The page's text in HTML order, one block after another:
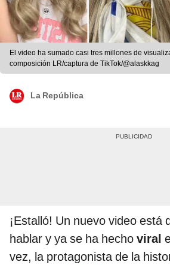
El video ha sumado casi tres millones de
composición LR/captura de TikTok/@alaskkag
La República
¡Estalló! Un nuevo video está
hablar y ya se ha hecho viral
vez, la protagonista de la